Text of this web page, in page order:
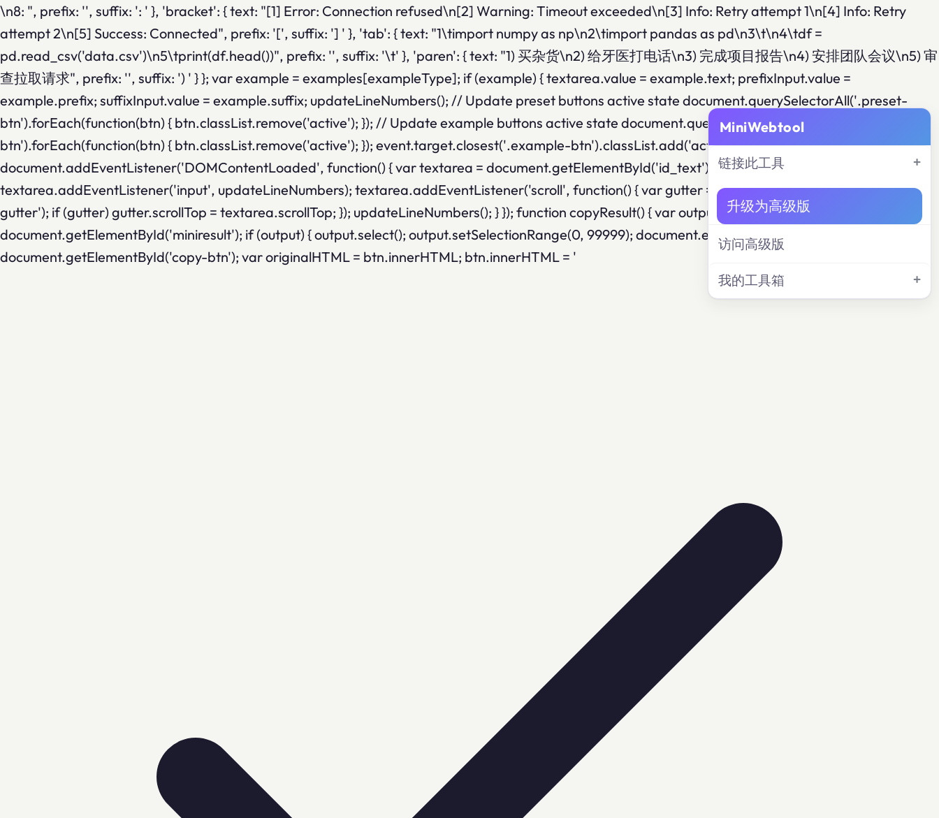
\n8: ", prefix: '', suffix: ': ' }, 'bracket': { text: "[1] Error: Connection refused\n[2] Warning: Timeout exceeded\n[3] Info: Retry attempt 1\n[4] Info: Retry
attempt 2\n[5] Success: Connected", prefix: '[', suffix: '] ' }, 'tab': { text: "1\timport numpy as np\n2\timport pandas as pd\n3\t\n4\tdf =
pd.read_csv('data.csv')\n5\tprint(df.head())", prefix: '', suffix: '\t' }, 'paren': { text: "1) 买杂货\n2) 给牙医打电话\n3) 完成项目报告\n4) 安排团队会议\n5) 审
查拉取请求", prefix: '', suffix: ') ' } }; var example = examples[exampleType]; if (example) { textarea.value = example.text; prefixInput.value =
example.prefix; suffixInput.value = example.suffix; updateLineNumbers(); // Update preset buttons active state document.querySelectorAll('.preset-
btn').forEach(function(btn) { btn.classList.remove('active'); }); // Update example buttons active state document.querySelectorAll('.example-
btn').forEach(function(btn) { btn.classList.remove('active'); }); event.target.closest('.example-btn').classList.add('active'); } }
document.addEventListener('DOMContentLoaded', function() { var textarea = document.getElementById('id_text'); if (textarea) {
textarea.addEventListener('input', updateLineNumbers); textarea.addEventListener('scroll', function() { var gutter = document.getElementById('line-
gutter'); if (gutter) gutter.scrollTop = textarea.scrollTop; }); updateLineNumbers(); } }); function copyResult() { var output =
document.getElementById('miniresult'); if (output) { output.select(); output.setSelectionRange(0, 99999); document.execCommand('copy'); var btn =
document.getElementById('copy-btn'); var originalHTML = btn.innerHTML; btn.innerHTML = '
MiniWebtool
链接此工具
升级为高级版
访问高级版
我的工具箱